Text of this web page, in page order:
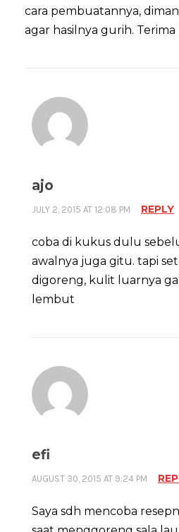
cara pembuatannya,
agar hasilnya gurih. Terima
ajo
JULY 2, 2015 AT 12:08 PM REPLY
coba di kukus dulu
awalnya juga gitu. tapi
digoreng, kulit luarnya
lembut
efi
AUGUST 30, 2015 AT 9:24 PM
Saya sdh mencoba